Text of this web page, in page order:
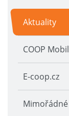
Aktuality
COOP Mobil
E-coop.cz
Mimořádné